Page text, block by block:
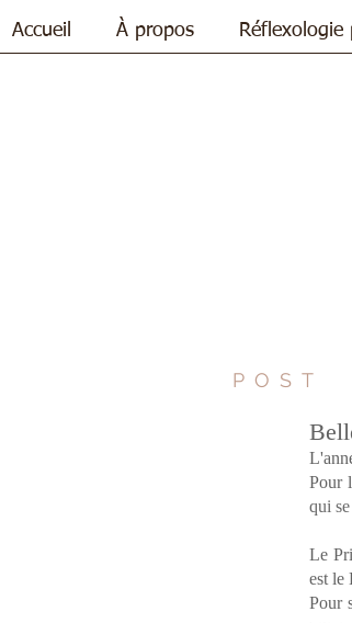
Accueil À propos Réflexologie
POST
Pour
qui
Le
est le
Pour